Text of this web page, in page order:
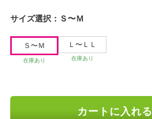
サイズ選択： Ｓ〜Ｍ
Ｓ〜Ｍ
在庫あり
Ｌ〜ＬＬ
在庫あり
カートに入れる